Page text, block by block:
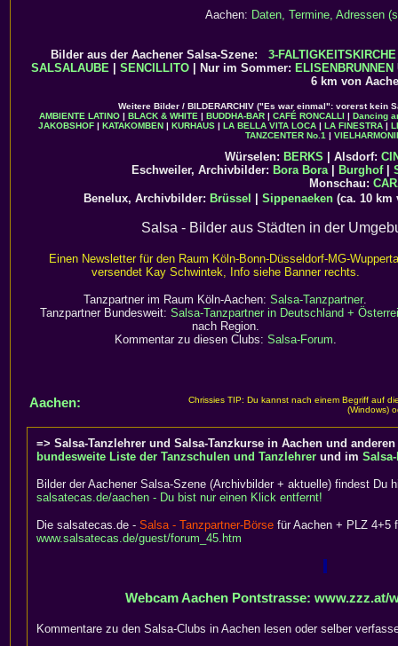
Aachen: Daten, Termine, Adressen
Bilder aus der Aachener Salsa-Szene: 3-FALTIGKEITSKIRCHE
SALSALAUBE| SENCILLITO| Nur im Sommer: ELISENBRUNNEN
6 km von
Weitere Bilder / BILDERARCHIV ("Es war einmal": vorerst kein
AMBIENTE LATINO| BLACK & WHITE | BUDDHA-BAR| CAFÉ RONCALLI| Dancing
JAKOBSHOF | KATAKOMBEN | KURHAUS | LA BELLA VITA LOCA | LA FINESTRA |
TANZCENTER No.1 |
Würselen: BERKS | Alsdorf:
Eschweiler, Archivbilder: Bora Bora| Burghof|
Monschau:
Benelux, Archivbilder: Brüssel Sippenaeken(ca. 10 km
Salsa - Bilder aus Städten in der
Einen Newsletter für den Raum Köln-Bonn-Düsseldorf-MG-
versendet Kay Schwintek, Info siehe Banner rechts.
Tanzpartner im Raum Köln-Aachen: Salsa-Tanzpartner.
Tanzpartner Bundesweit: Salsa-Tanzpartner in Deutschland +
nach Region.
Kommentar zu diesen Clubs: Salsa-Forum.
Aachen:
Chrissies TIP: Du kannst nach einem Begriff auf
(Windows)
=> Salsa-Tanzlehrer und Salsa-Tanzkurse in Aachen und
bundesweite Liste der Tanzschulen und Tanzlehrer und im
Bilder der Aachener Salsa-Szene (Archivbilder + aktuelle) findest Du
salsatecas.de/aachen - Du bist nur einen Klick entfernt!
Die salsatecas.de - Salsa - Tanzpartner-Börse für Aachen + PLZ 4+5
www.salsatecas.de/guest/forum_45.htm
Webcam Aachen Pontstrasse: www.zzz.at/
Kommentare zu den Salsa-Clubs in Aachen lesen oder selber